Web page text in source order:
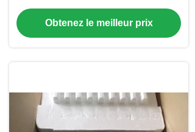
1920 * 1200 Résolution et 400 CD /
M2 de luminosité
Obtenez le meilleur prix